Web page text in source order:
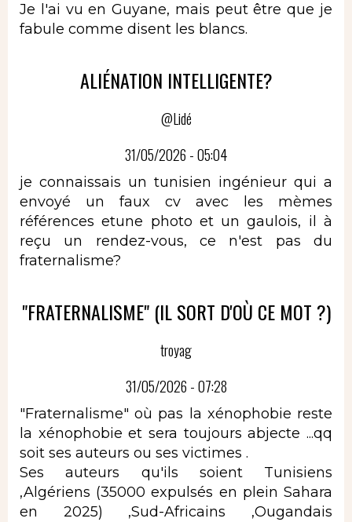
Je l'ai vu en Guyane, mais peut être que je
fabule comme disent les blancs.
ALIÉNATION INTELLIGENTE?
@Lidé
31/05/2026 - 05:04
je connaissais un tunisien ingénieur qui a
envoyé un faux cv avec les mèmes
références etune photo et un gaulois, il à
reçu un rendez-vous, ce n'est pas du
fraternalisme?
"FRATERNALISME" (IL SORT D'OÙ CE MOT ?)
troyag
31/05/2026 - 07:28
"Fraternalisme" où pas la xénophobie reste
la xénophobie et sera toujours abjecte ...qq
soit ses auteurs ou ses victimes .
Ses auteurs qu'ils soient Tunisiens
,Algériens (35000 expulsés en plein Sahara
en 2025) ,Sud-Africains ,Ougandais